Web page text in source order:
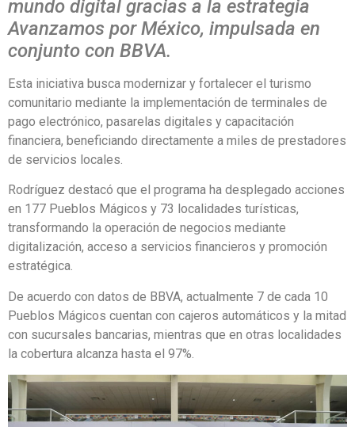
mundo digital gracias a la estrategia
Avanzamos por México, impulsada en
conjunto con BBVA.
Esta iniciativa busca modernizar y fortalecer el turismo
comunitario mediante la implementación de terminales de
pago electrónico, pasarelas digitales y capacitación
financiera, beneficiando directamente a miles de prestadores
de servicios locales.
Rodríguez destacó que el programa ha desplegado acciones
en 177 Pueblos Mágicos y 73 localidades turísticas,
transformando la operación de negocios mediante
digitalización, acceso a servicios financieros y promoción
estratégica.
De acuerdo con datos de BBVA, actualmente 7 de cada 10
Pueblos Mágicos cuentan con cajeros automáticos y la mitad
con sucursales bancarias, mientras que en otras localidades
la cobertura alcanza hasta el 97%.